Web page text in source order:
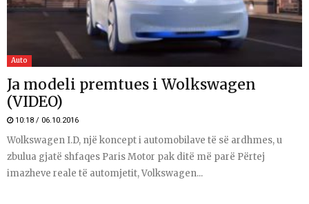
Auto
Ja modeli premtues i Wolkswagen
(VIDEO)
10:18 / 06.10.2016
Wolkswagen I.D, një koncept i automobilave të së ardhmes, u
zbulua gjatë shfaqes Paris Motor pak ditë më parë Përtej
imazheve reale të automjetit, Volkswagen...